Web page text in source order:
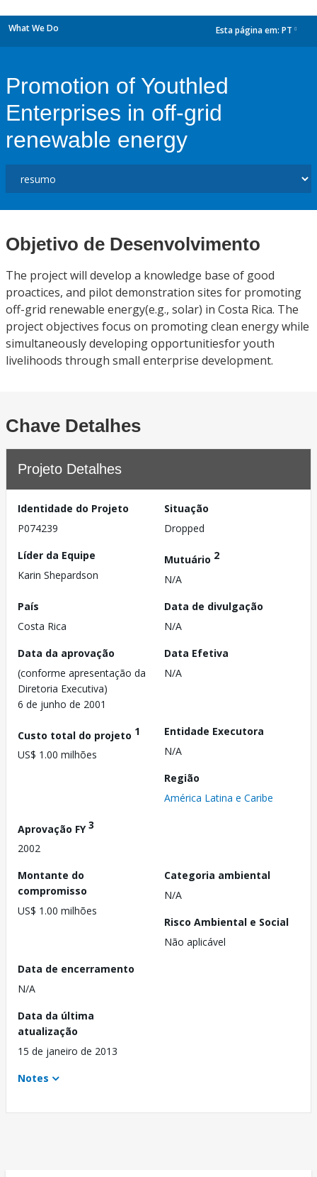
What We Do Esta página em: PT
Promotion of Youthled
Enterprises in off-grid
renewable energy
Objetivo de Desenvolvimento
The project will develop a knowledge base of good
proactices, and pilot demonstration sites for promoting
off-grid renewable energy(e.g., solar) in Costa Rica. The
project objectives focus on promoting clean energy while
simultaneously developing opportunitiesfor youth
livelihoods through small enterprise development.
Chave Detalhes
Projeto Detalhes
Identidade do Projeto
P074239
Situação
Dropped
Líder da Equipe
Karin Shepardson
Mutuário 2
N/A
País
Costa Rica
Data de divulgação
N/A
Data da aprovação
(conforme apresentação da
Diretoria Executiva)
6 de junho de 2001
Data Efetiva
N/A
Custo total do projeto 1
US$ 1.00 milhões
Entidade Executora
N/A
Região
América Latina e Caribe
Aprovação FY3
2002
Montante do
compromisso
US$ 1.00 milhões
Categoria ambiental
N/A
Risco Ambiental e Social
Não aplicável
Data de encerramento
N/A
Data da última
atualização
15 de janeiro de 2013
Notes